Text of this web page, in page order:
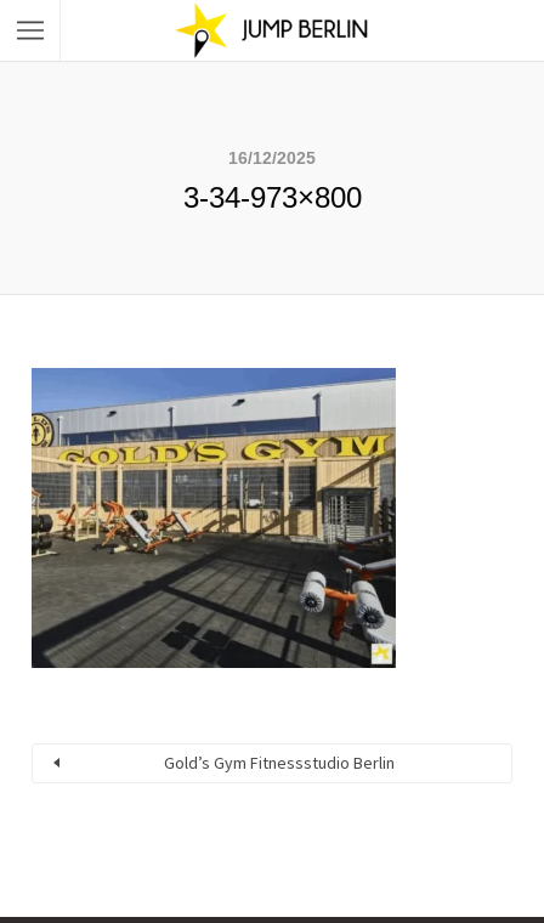
16/12/2025
3-34-973×800
Gold’s Gym Fitnessstudio Berlin